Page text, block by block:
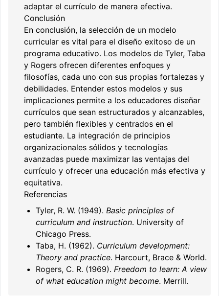
adaptar el currículo de manera efectiva.
Conclusión
En conclusión, la selección de un modelo
curricular es vital para el diseño exitoso de un
programa educativo. Los modelos de Tyler, Taba
y Rogers ofrecen diferentes enfoques y
filosofías, cada uno con sus propias fortalezas y
debilidades. Entender estos modelos y sus
implicaciones permite a los educadores diseñar
currículos que sean estructurados y alcanzables,
pero también flexibles y centrados en el
estudiante. La integración de principios
organizacionales sólidos y tecnologías
avanzadas puede maximizar las ventajas del
currículo y ofrecer una educación más efectiva y
equitativa.
Referencias
Tyler, R. W. (1949). Basic principles of
curriculum and instruction. University of
Chicago Press.
Taba, H. (1962). Curriculum development:
Theory and practice. Harcourt, Brace & World.
Rogers, C. R. (1969). Freedom to learn: A view
of what education might become. Merrill.